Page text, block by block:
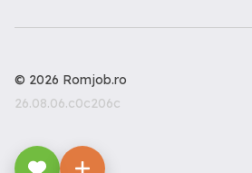
© 2026 Romjob.ro
26.08.06.c0c206c